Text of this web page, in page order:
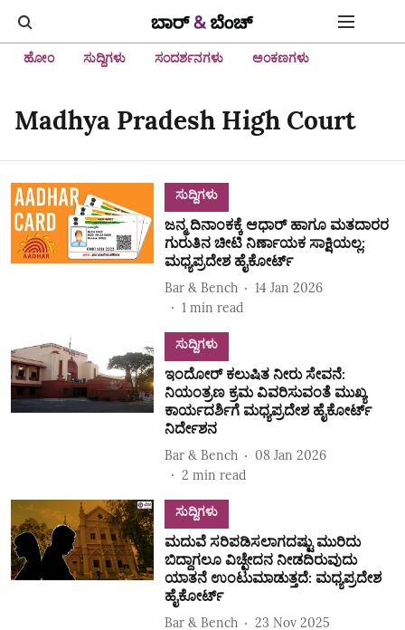
ಹೋಂ ಸುದ್ದಿಗಳು ಸಂದರ್ಶನಗಳು ಅಂಕಣಗಳು
Madhya Pradesh High Court
ಸುದ್ದಿಗಳು
ಜನ್ಮ ದಿನಾಂಕಕ್ಕೆ ಆಧಾರ್ ಹಾಗೂ ಮತದಾರರ
ಗುರುತಿನ ಚೀಟಿ ನಿರ್ಣಾಯಕ ಸಾಕ್ಷಿಯಲ್ಲ:
ಮಧ್ಯಪ್ರದೇಶ ಹೈಕೋರ್ಟ್
Bar & Bench
14 Jan 2026
1 min read
ಸುದ್ದಿಗಳು
ಇಂದೋರ್ ಕಲುಷಿತ ನೀರು ಸೇವನೆ:
ನಿಯಂತ್ರಣ ಕ್ರಮ ವಿವರಿಸುವಂತೆ ಮುಖ್ಯ
ಕಾರ್ಯದರ್ಶಿಗೆ ಮಧ್ಯಪ್ರದೇಶ ಹೈಕೋರ್ಟ್
ನಿರ್ದೇಶನ
Bar & Bench
08 Jan 2026
2 min read
ಸುದ್ದಿಗಳು
ಮದುವೆ ಸರಿಪಡಿಸಲಾಗದಷ್ಟು ಮುರಿದು
ಬಿದ್ದಾಗಲೂ ವಿಚ್ಛೇದನ ನೀಡದಿರುವುದು
ಯಾತನೆ ಉಂಟುಮಾಡುತ್ತದೆ: ಮಧ್ಯಪ್ರದೇಶ
ಹೈಕೋರ್ಟ್
Bar & Bench
23 Nov 2025